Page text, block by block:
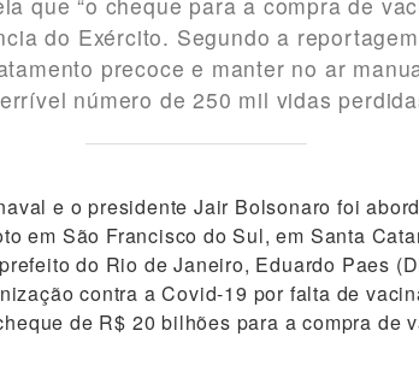
do Exército. Segundo a
precoce e manter no ar
número de 250 mil vidas
e o presidente Jair Bolsonaro foi
em São Francisco do Sul, em Santa
do Rio de Janeiro, Eduardo Paes
contra a Covid-19 por falta de
de R$ 20 bilhões para a compra de